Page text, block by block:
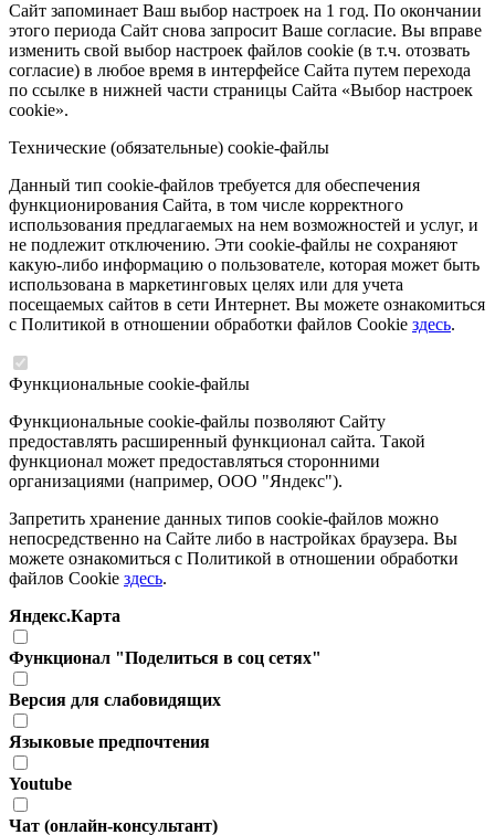
Сайт запоминает Ваш выбор настроек на 1 год. По окончании
этого периода Сайт снова запросит Ваше согласие. Вы вправе
изменить свой выбор настроек файлов cookie (в т.ч. отозвать
согласие) в любое время в интерфейсе Сайта путем перехода
по ссылке в нижней части страницы Сайта «Выбор настроек
cookie».
Технические (обязательные) cookie-файлы
Данный тип cookie-файлов требуется для обеспечения
функционирования Сайта, в том числе корректного
использования предлагаемых на нем возможностей и услуг, и
не подлежит отключению. Эти cookie-файлы не сохраняют
какую-либо информацию о пользователе, которая может быть
использована в маркетинговых целях или для учета
посещаемых сайтов в сети Интернет. Вы можете ознакомиться
с Политикой в отношении обработки файлов Cookie здесь.
Функциональные cookie-файлы
Функциональные cookie-файлы позволяют Сайту
предоставлять расширенный функционал сайта. Такой
функционал может предоставляться сторонними
организациями (например, ООО "Яндекс").
Запретить хранение данных типов cookie-файлов можно
непосредственно на Сайте либо в настройках браузера. Вы
можете ознакомиться с Политикой в отношении обработки
файлов Cookie здесь.
Яндекс.Карта
Функционал "Поделиться в соц сетях"
Версия для слабовидящих
Языковые предпочтения
Youtube
Чат (онлайн-консультант)